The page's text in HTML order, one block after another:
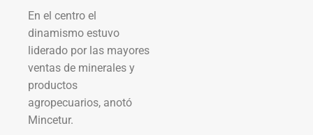
En el centro el
dinamismo estuvo
liderado por las mayores
ventas de minerales y
productos
agropecuarios, anotó
Mincetur.